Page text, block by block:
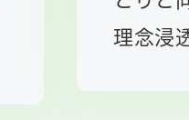
理念浸